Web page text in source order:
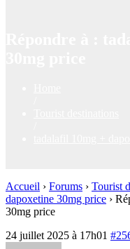
Accueil › Forums › Tourist
dapoxetine 30mg price ›
30mg price
24 juillet 2025 à 17h01